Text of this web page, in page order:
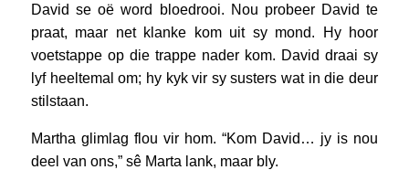
David se oë word bloedrooi. Nou probeer David te
praat, maar net klanke kom uit sy mond. Hy hoor
voetstappe op die trappe nader kom. David draai sy
lyf heeltemal om; hy kyk vir sy susters wat in die deur
stilstaan.
Martha glimlag flou vir hom. “Kom David… jy is nou
deel van ons,” sê Marta lank, maar bly.